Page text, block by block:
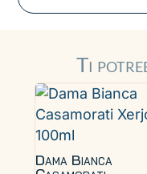
Ti
Dama Bianca